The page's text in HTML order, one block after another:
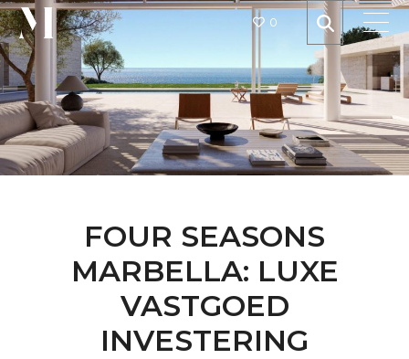
0
FOUR SEASONS
MARBELLA: LUXE
VASTGOED
INVESTERING